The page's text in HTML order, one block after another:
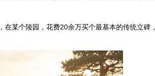
在某个陵园，花费20余万买个最基本的传统立碑，